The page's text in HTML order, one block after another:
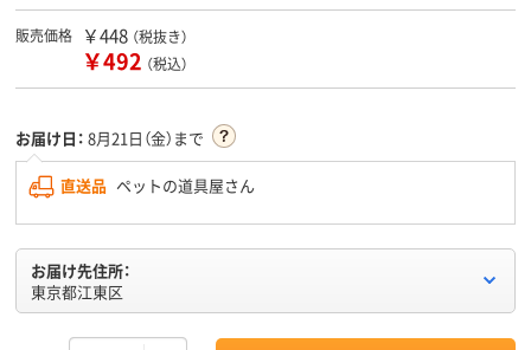
販売価格 ￥448 （税抜き）
￥492 （税込）
お届け日： 8月21日（金）まで
直送品 ペットの道具屋さん
お届け先住所：
東京都江東区